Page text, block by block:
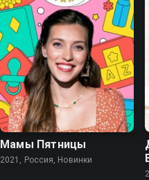
Мамы Пятницы
2021, Россия, Новинки